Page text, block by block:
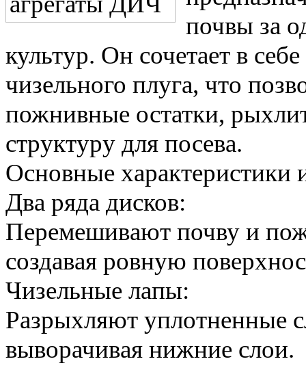
почвы за
культур. Он сочетает в
чизельного плуга, что
пожнивные остатки,
структуру для посева.
Основные характеристики
Два ряда дисков:
Перемешивают почву и
создавая ровную
Чизельные лапы:
Разрыхляют уплотненные
выворачивая нижние слои.